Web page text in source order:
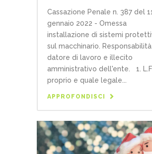
Cassazione Penale n. 387 del
gennaio 2022 - Omessa
installazione di sistemi
sul macchinario.
datore di lavoro e illecito
amministrativo dell'ente. 1.
proprio e quale legale...
APPROFONDISCI